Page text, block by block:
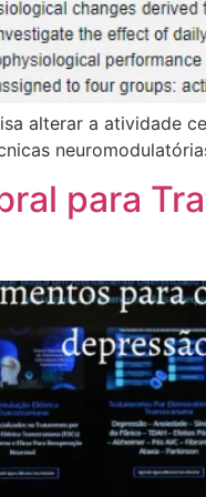
alterar a atividade
para